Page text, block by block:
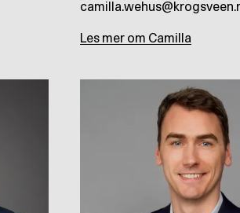
Les mer om Camilla